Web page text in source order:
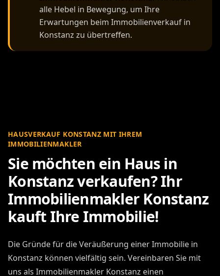
alle Hebel in Bewegung, um Ihre
Erwartungen beim Immobilienverkauf in
Konstanz zu übertreffen.
HAUSVERKAUF KONSTANZ MIT IHREM
IMMOBILIENMAKLER
Sie möchten ein Haus in
Konstanz verkaufen? Ihr
Immobilienmakler Konstanz
kauft Ihre Immobilie!
Die Gründe für die Veräußerung einer Immobilie in
Konstanz können vielfältig sein. Vereinbaren Sie mit
uns als Immobilienmakler Konstanz einen